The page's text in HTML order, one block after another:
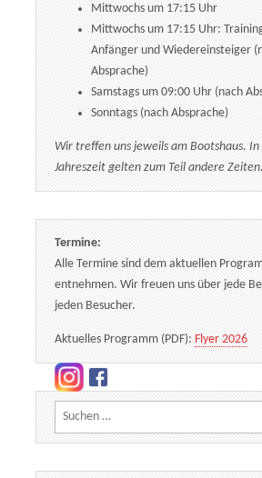
Mittwochs um 17:15 Uhr
Mittwochs um 17:15 Uhr:
Anfänger und Wiedereinsteiger
Absprache)
Samstags um 09:00 Uhr (nach
Sonntags (nach Absprache)
Wir treffen uns jeweils am Bootshaus.
Jahreszeit gelten zum Teil andere Zeiten.
Termine:
Alle Termine sind dem aktuellen
entnehmen. Wir freuen uns über jede
jeden Besucher.
Aktuelles Programm (PDF):Flyer 2026
Suchen nach: